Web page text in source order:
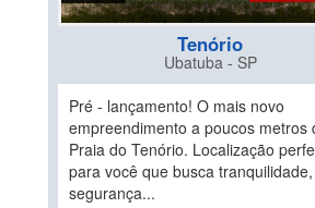
Tenório
Ubatuba - SP
Pré - lançamento! O mais novo
empreendimento a poucos metros
Praia do Tenório. Localização
para você que busca tranquilidade,
segurança...